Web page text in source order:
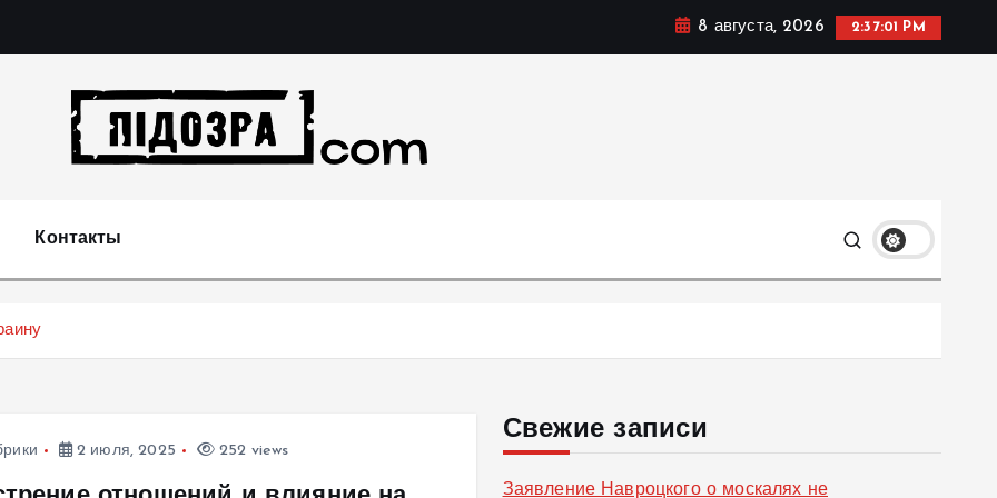
8 августа, 2026 2:37:02 PM
Контакты
2 июля, 2025 252 views
Свежие записи
Заявление Навроцкого о москалях не